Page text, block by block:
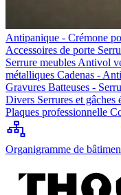
Antipanique - Crémone
Accessoires de porte
Serrure meubles Antivol
métalliques Cadenas -
Gravures Batteuses -
Divers Serrures et gâches
Plaques professionnelle
Organigramme de